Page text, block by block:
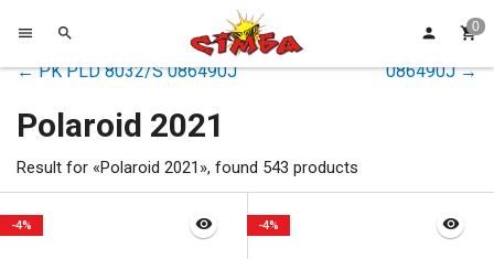
086490J →
← PK PLD 8032/S 086490J
Polaroid 2021
Result for «Polaroid 2021», found 543 products
-4% -4%